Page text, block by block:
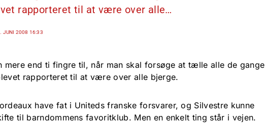
rapporteret til at være over alle…
JUNI 2008 16:33
mere end ti fingre til, når man skal forsøge at tælle alle de gange
rapporteret til at være over alle bjerge.
have fat i Uniteds franske forsvarer, og Silvestre kunne
til barndommens favoritklub. Men en enkelt ting står i vejen.